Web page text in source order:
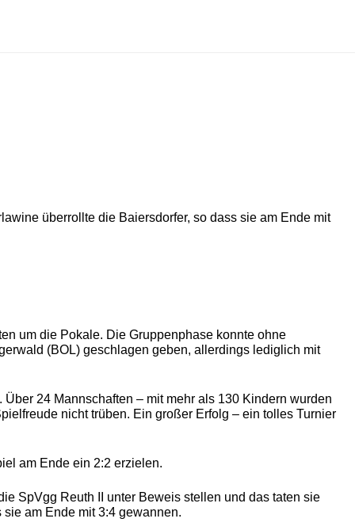
überrollte die Baiersdorfer, so dass sie am Ende mit
um die Pokale. Die Gruppenphase konnte ohne
(BOL) geschlagen geben, allerdings lediglich mit
24 Mannschaften – mit mehr als 130 Kindern wurden
nicht trüben. Ein großer Erfolg – ein tolles Turnier
am Ende ein 2:2 erzielen.
SpVgg Reuth II unter Beweis stellen und das taten sie
am Ende mit 3:4 gewannen.